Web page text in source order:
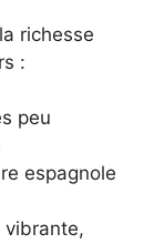
richesse
:
peu
espagnole
vibrante,